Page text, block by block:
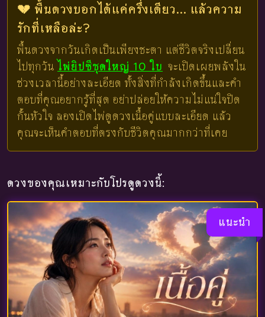
💔 พื้นดวงบอกได้แค่ครึ่งเดียว... แล้วความ
รักที่เหลือล่ะ?
พื้นดวงจากวันเกิดเป็นเพียงชะตา แต่ชีวิตจริงเปลี่ยน
ไปทุกวัน ไพ่ยิปซีชุดใหญ่ 10 ใบ จะเปิดเผยพลังใน
ช่วงเวลานี้อย่างละเอียด ทั้งสิ่งที่กำลังเกิดขึ้นและคำ
ตอบที่คุณอยากรู้ที่สุด อย่าปล่อยให้ความไม่แน่ใจปิด
กั้นหัวใจ ลองเปิดไพ่ดูดวงเนื้อคู่แบบละเอียด แล้ว
คุณจะเห็นคำตอบที่ตรงกับชีวิตคุณมากกว่าที่เคย
ดวงของคุณเหมาะกับโปรดูดวงนี้:
แนะนำ